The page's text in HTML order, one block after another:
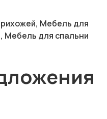
Мебель для
Мебель для спальни